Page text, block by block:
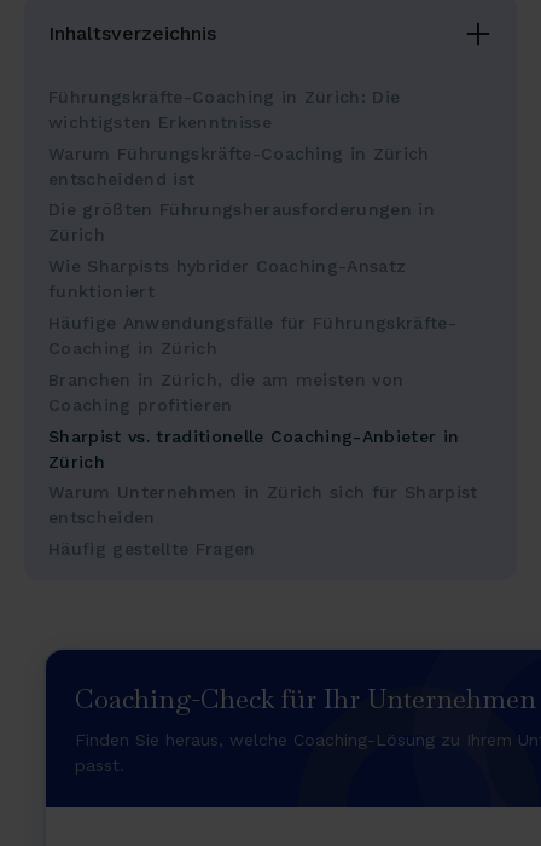
Inhaltsverzeichnis
Führungskräfte-Coaching in Zürich: Die
wichtigsten Erkenntnisse
Warum Führungskräfte-Coaching in Zürich
entscheidend ist
Die größten Führungsherausforderungen in
Zürich
Wie Sharpists hybrider Coaching-Ansatz
funktioniert
Häufige Anwendungsfälle für Führungskräfte-
Coaching in Zürich
Branchen in Zürich, die am meisten von
Coaching profitieren
Sharpist vs. traditionelle Coaching-Anbieter in
Zürich
Warum Unternehmen in Zürich sich für Sharpist
entscheiden
Häufig gestellte Fragen
Coaching-Check für Ihr Unternehmen
Finden Sie heraus, welche Coaching-Lösung zu Ihrem
passt.